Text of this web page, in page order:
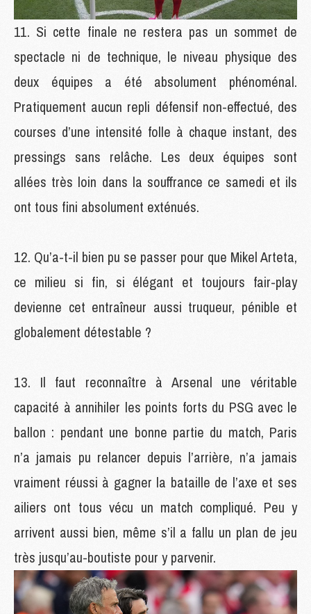
Si cette finale ne restera pas un sommet de
spectacle ni de technique, le niveau physique des
deux équipes a été absolument phénoménal.
Pratiquement aucun repli défensif non-effectué, des
courses d’une intensité folle à chaque instant, des
pressings sans relâche. Les deux équipes sont
allées très loin dans la souffrance ce samedi et ils
ont tous fini absolument exténués.
Qu’a-t-il bien pu se passer pour que Mikel Arteta,
ce milieu si fin, si élégant et toujours fair-play
devienne cet entraîneur aussi truqueur, pénible et
globalement détestable ?
Il faut reconnaître à Arsenal une véritable
capacité à annihiler les points forts du PSG avec le
ballon : pendant une bonne partie du match, Paris
n’a jamais pu relancer depuis l’arrière, n’a jamais
vraiment réussi à gagner la bataille de l’axe et ses
ailiers ont tous vécu un match compliqué. Peu y
arrivent aussi bien, même s’il a fallu un plan de jeu
très jusqu’au-boutiste pour y parvenir.